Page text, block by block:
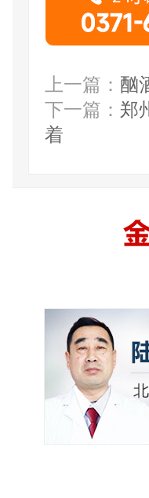
上一篇： 酗
下一篇： 郑
着